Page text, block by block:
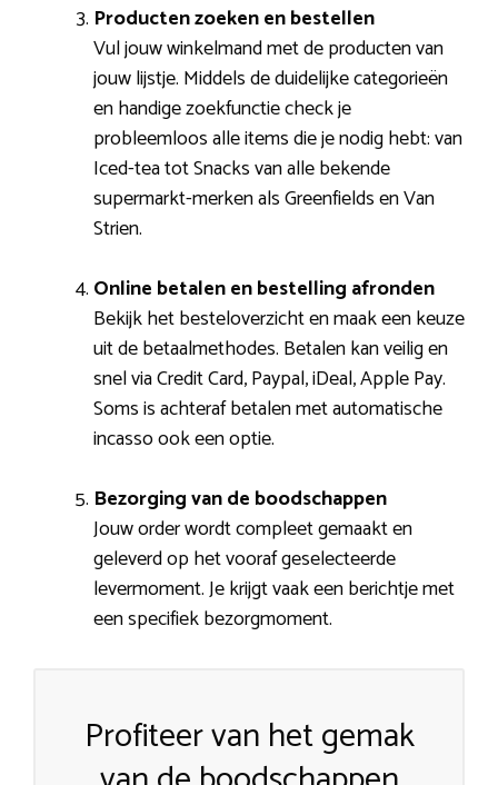
Producten zoeken en bestellen
Vul jouw winkelmand met de producten van
jouw lijstje. Middels de duidelijke categorieën
en handige zoekfunctie check je
probleemloos alle items die je nodig hebt: van
Iced-tea tot Snacks van alle bekende
supermarkt-merken als Greenfields en Van
Strien.
Online betalen en bestelling afronden
Bekijk het besteloverzicht en maak een keuze
uit de betaalmethodes. Betalen kan veilig en
snel via Credit Card, Paypal, iDeal, Apple Pay.
Soms is achteraf betalen met automatische
incasso ook een optie.
Bezorging van de boodschappen
Jouw order wordt compleet gemaakt en
geleverd op het vooraf geselecteerde
levermoment. Je krijgt vaak een berichtje met
een specifiek bezorgmoment.
Profiteer van het gemak